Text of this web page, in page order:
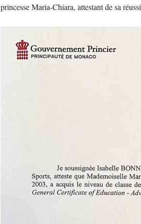
princesse Maria-Chiara, attestant de sa